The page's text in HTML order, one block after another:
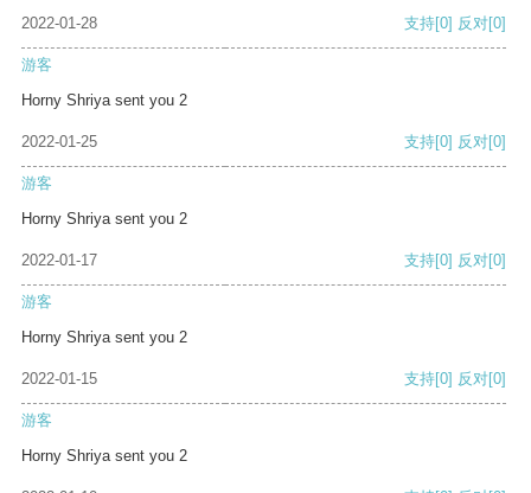
2022-01-28 支持[0] 反对[0]
游客
Horny Shriya sent you 2
2022-01-25 支持[0] 反对[0]
游客
Horny Shriya sent you 2
2022-01-17 支持[0] 反对[0]
游客
Horny Shriya sent you 2
2022-01-15 支持[0] 反对[0]
游客
Horny Shriya sent you 2